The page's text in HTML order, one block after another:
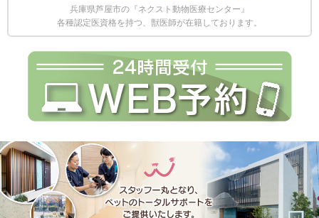
兵庫県芦屋市の『ネクスト動物医療センター』
各種認定医資格を持つ、獣医師が在籍しております。